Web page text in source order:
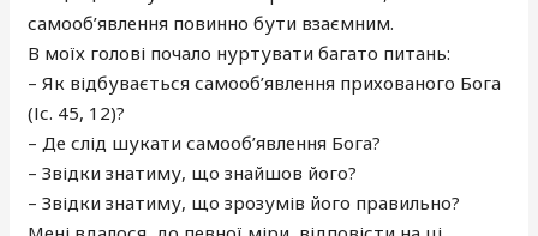
самооб’явлення повинно бути взаємним.
В моїх голові почало нуртувати багато питань:
– Як відбувається самооб’явлення прихованого Бога
(Іс. 45, 12)?
– Де слід шукати самооб’явлення Бога?
– Звідки знатиму, що знайшов його?
– Звідки знатиму, що зрозумів його правильно?